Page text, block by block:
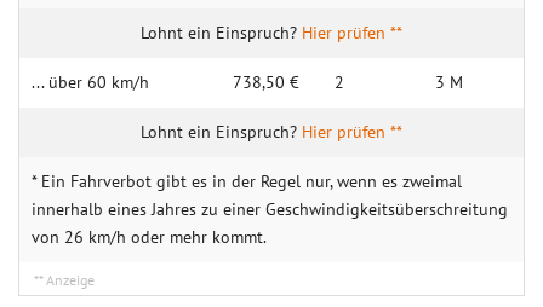
Hier prüfen **
... über 60 km/h 738,50 € 2 3 M
Hier prüfen **
* Ein Fahrverbot gibt es in der Regel nur, wenn es zweimal
innerhalb eines Jahres zu einer Geschwindigkeitsüberschreitung
von 26 km/h oder mehr kommt.